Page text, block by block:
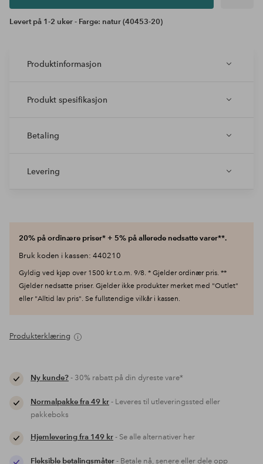
Levert på 1-2 uker - Farge: natur (40453-20)
Produktinformasjon
Produkt spesifikasjon
Betaling
Levering
20% på ordinære priser* + 5% på allerede nedsatte varer**.
Bruk koden i kassen: 440210
Gyldig ved kjøp over 1500 kr t.o.m. 9/8. * Gjelder ordinær pris. **
Gjelder nedsatte priser. Gjelder ikke produkter merket med "Outlet"
eller "Alltid lav pris". Se fullstendige vilkår i kassen.
Produkterklæring
Ny kunde?- 30% rabatt på din dyreste vare*
Normalpakke fra 49 kr- Leveres til utleveringssted eller
pakkeboks
Hjemlevering fra 149 kr- Se alle alternativer her
Fleksible betalingsmåter- Betale nå, senere eller dele opp